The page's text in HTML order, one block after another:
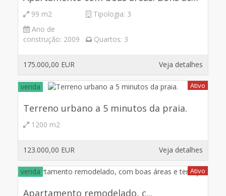
99 m2 Tipologia: 3
Ano de
construção: 2009 Quartos: 3
175.000,00 EUR Veja detalhes
Ativo
venda
Terreno urbano a 5 minutos da praia.
1200 m2
123.000,00 EUR Veja detalhes
Ativo
venda
Apartamento remodelado, c...